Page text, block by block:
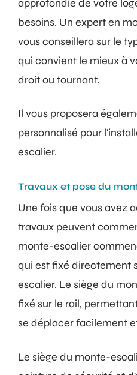
approfondie de votre
besoins. Un expert en
vous conseillera sur le
qui convient le mieux à
droit ou tournant.
Il vous proposera
personnalisé pour
escalier.
Travaux et pose du
Une fois que vous avez
travaux peuvent
monte-escalier
qui est fixé directement
escalier. Le siège du
fixé sur le rail,
se déplacer facilement
Le siège du monte-